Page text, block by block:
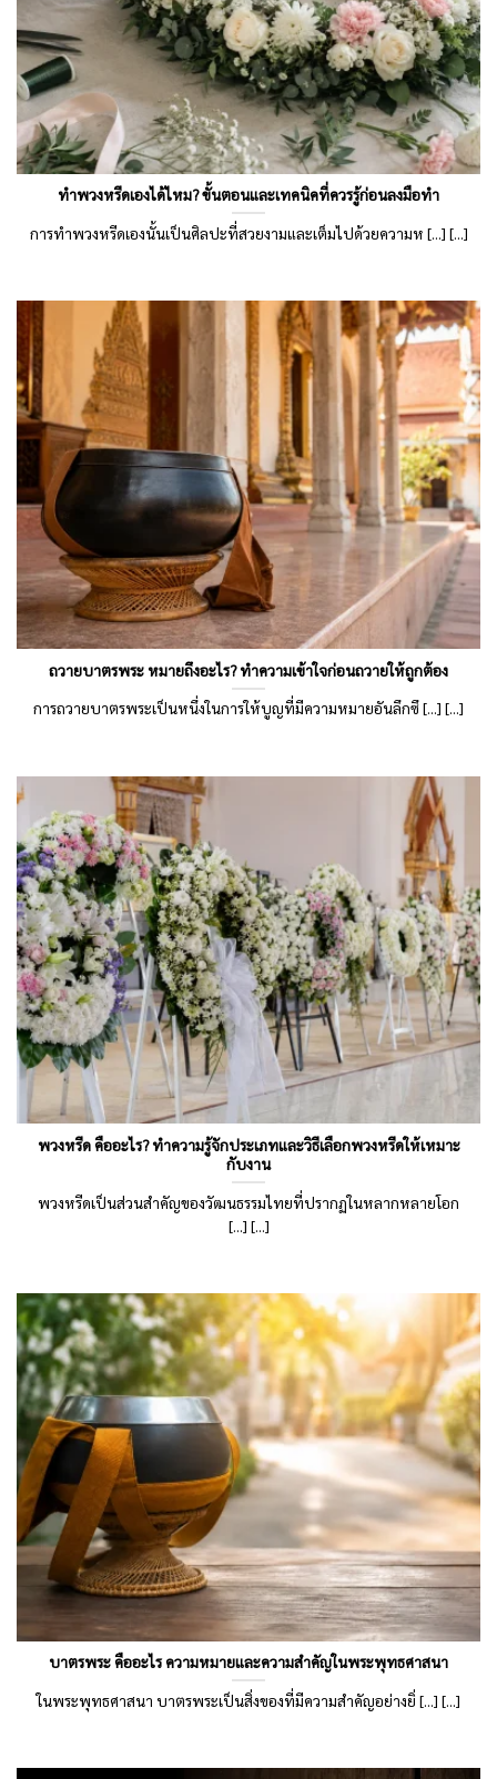
ทำพวงหรีดเองได้ไหม? ขั้นตอนและเทคนิคที่ควรรู้ก่อนลงมือทำ
การทำพวงหรีดเองนั้นเป็นศิลปะที่สวยงามและเต็มไปด้วยความห [...] [...]
ถวายบาตรพระ หมายถึงอะไร? ทำความเข้าใจก่อนถวายให้ถูกต้อง
การถวายบาตรพระเป็นหนึ่งในการให้บูญที่มีความหมายอันลึกซึ [...] [...]
พวงหรีด คืออะไร? ทำความรู้จักประเภทและวิธีเลือกพวงหรีดให้เหมาะ
กับงาน
พวงหรีดเป็นส่วนสำคัญของวัฒนธรรมไทยที่ปรากฏในหลากหลายโอก
[...] [...]
บาตรพระ คืออะไร ความหมายและความสำคัญในพระพุทธศาสนา
ในพระพุทธศาสนา บาตรพระเป็นสิ่งของที่มีความสำคัญอย่างยิ่ [...] [...]